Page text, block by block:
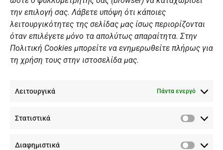
την επιλογή σας. Λάβετε υπόψη ότι κάποιες
λειτουργικότητες της σελίδας μας ίσως περιορίζονται
όταν επιλέγετε μόνο τα απολύτως απαραίτητα. Στην
Πολιτική Cookies μπορείτε να ενημερωθείτε πλήρως για
τη χρήση τους στην ιστοσελίδα μας.
Λειτουργικά Πάντα ενεργό
Στατιστικά
Διαφημιστικά
ΠΡΟΣΩΠΙΚΑ ΔΕΔΟΜΕΝΑ
Πολιτική Ιστοσελίδας
Πολιτική Cookies Iστοσελίδας
Γενική Πολιτική ΝΟΒ
Ενημέρωση Summer Camp
ΕΠΙΚΟΙΝΩΝΊΑ
+30 210 89 62 416